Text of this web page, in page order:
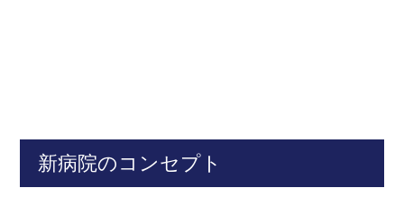
新病院のコンセプト